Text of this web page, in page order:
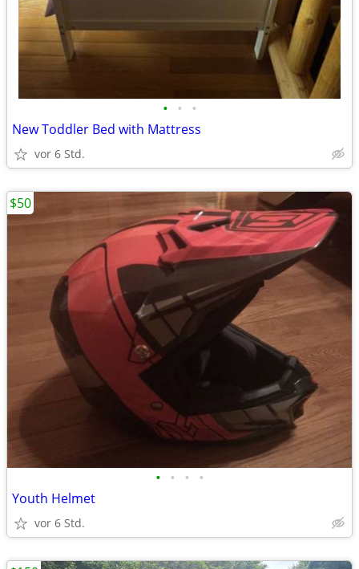
• • •
New Toddler Bed with Mattress
vor 6 Std.
• • • •
Youth Helmet
vor 6 Std.
$50